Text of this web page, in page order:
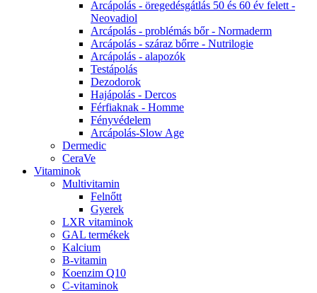
Arcápolás - öregedésgátlás 50 és 60 év felett -
Neovadiol
Arcápolás - problémás bőr - Normaderm
Arcápolás - száraz bőrre - Nutrilogie
Arcápolás - alapozók
Testápolás
Dezodorok
Hajápolás - Dercos
Férfiaknak - Homme
Fényvédelem
Arcápolás-Slow Age
Dermedic
CeraVe
Vitaminok
Multivitamin
Felnőtt
Gyerek
LXR vitaminok
GAL termékek
Kalcium
B-vitamin
Koenzim Q10
C-vitaminok